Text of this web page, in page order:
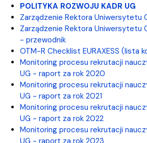
POLITYKA ROZWOJU KADR UG
Zarządzenie Rektora Uniwersytetu
Zarządzenie Rektora Uniwersytetu
- przewodnik
OTM-R Checklist EURAXESS (lista
Monitoring procesu rekrutacji
UG - raport za rok 2020
Monitoring procesu rekrutacji
UG - raport za rok 2021
Monitoring procesu rekrutacji
UG - raport za rok 2022
Monitoring procesu rekrutacji
UG - raport za rok 2023